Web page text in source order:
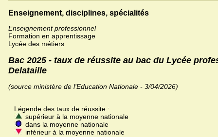
Enseignement, disciplines, spécialités
Enseignement professionnel
Formation en apprentissage
Lycée des métiers
Bac 2025 - taux de réussite au bac du Lycée
Delataille
(source ministère de l'Education Nationale - 3/04/2026)
Légende des taux de réussite :
supérieur à la moyenne nationale
dans la moyenne nationale
inférieur à la moyenne nationale